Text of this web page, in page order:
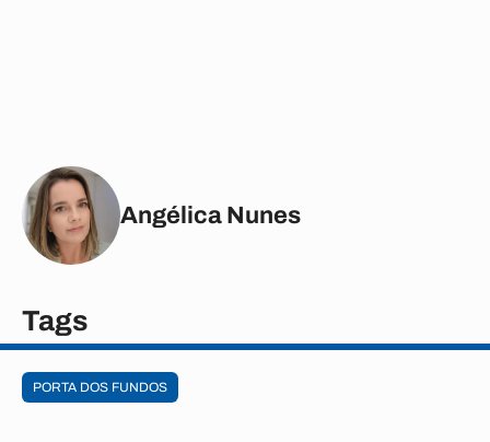
Angélica Nunes
Tags
PORTA DOS FUNDOS